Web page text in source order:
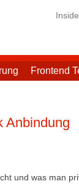
Inside
Frontend
Anbindung
und was man